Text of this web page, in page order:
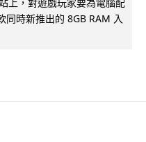
上，對遊戲玩家要為電腦配
同時新推出的 8GB RAM 入